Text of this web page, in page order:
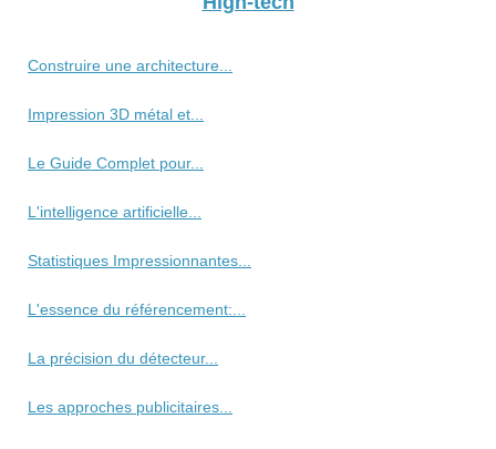
Construire une architecture...
Impression 3D métal et...
Le Guide Complet pour...
L'intelligence artificielle...
Statistiques Impressionnantes...
L'essence du référencement:...
La précision du détecteur...
Les approches publicitaires...